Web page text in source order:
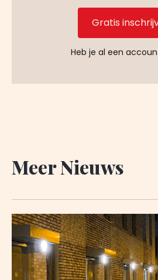
Gratis
Heb je al een
Meer Nieuws